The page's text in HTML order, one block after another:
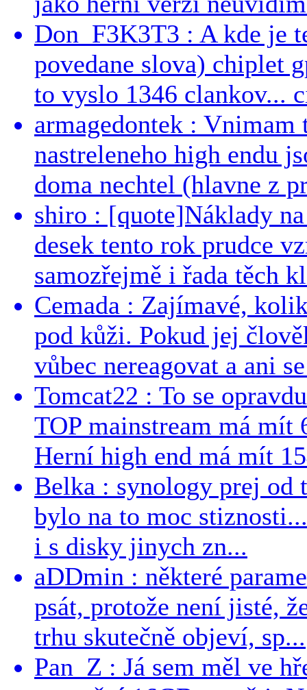
Don_F3K3T3 : A kde je
povedane slova) chiplet
to vyslo 1346 clankov...
armagedontek : Vnimam
nastreleneho high endu
doma nechtel (hlavne z
shiro : [quote]Náklady
desek tento rok prudce
samozřejmě i řada těch
Cemada : Zajímavé,
pod kůži. Pokud jej
vůbec nereagovat a ani
Tomcat22 : To se
TOP mainstream má
Herní high end má mít
Belka : synology prej od
bylo na to moc
i s disky jinych zn...
aDDmin : některé
psát, protože není jisté,
trhu skutečně objeví, sp...
Pan_Z : Já sem měl ve